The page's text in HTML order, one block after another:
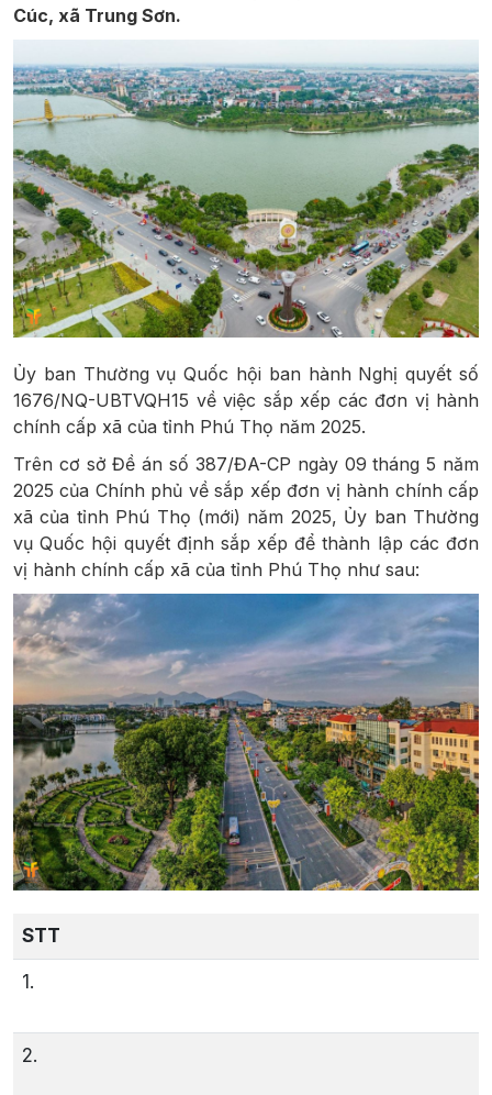
Cúc, xã Trung Sơn.
Ủy ban Thường vụ Quốc hội ban hành Nghị quyết số
1676/NQ-UBTVQH15 về việc sắp xếp các đơn vị hành
chính cấp xã của tỉnh Phú Thọ năm 2025.
Trên cơ sở Đề án số 387/ĐA-CP ngày 09 tháng 5 năm
2025 của Chính phủ về sắp xếp đơn vị hành chính cấp
xã của tỉnh Phú Thọ (mới) năm 2025, Ủy ban Thường
vụ Quốc hội quyết định sắp xếp để thành lập các đơn
vị hành chính cấp xã của tỉnh Phú Thọ như sau:
STT
1.
2.